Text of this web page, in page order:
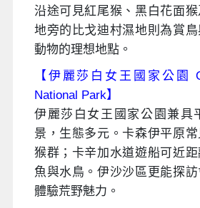
沿途可見紅尾猴、黑白花面
地旁的比戈迪村濕地則為賞
動物的理想地點。
【伊麗莎白女王國家公園
National Park】
伊麗莎白女王國家公園兼具
景，生態多元。卡森伊平原
猴群；卡辛加水道遊船可近
魚與水鳥。伊沙沙區更能探訪
體驗荒野魅力。